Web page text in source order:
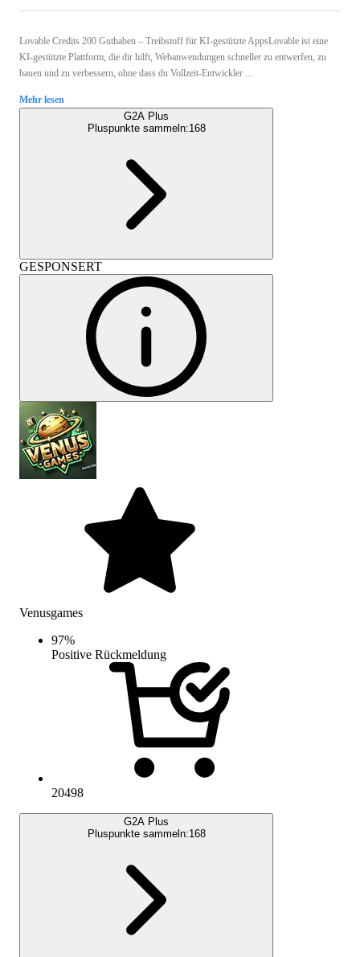
Lovable Credits 200 Guthaben – Treibstoff für KI-gestützte AppsLovable ist eine
KI-gestützte Plattform, die dir hilft, Webanwendungen schneller zu entwerfen, zu
bauen und zu verbessern, ohne dass du Vollzeit-Entwickler ...
Mehr lesen
G2A Plus
Pluspunkte sammeln:168
GESPONSERT
Venusgames
97%
Positive Rückmeldung
20498
G2A Plus
Pluspunkte sammeln:168